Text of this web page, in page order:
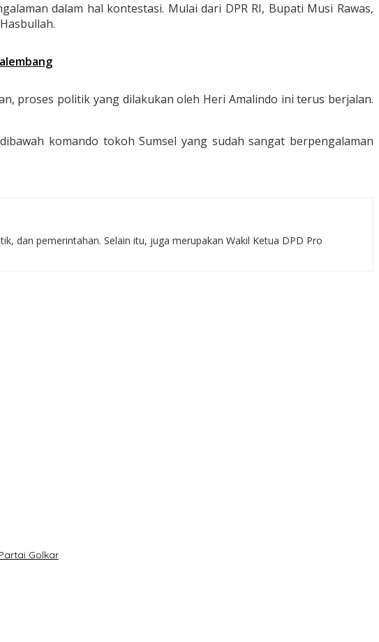
dalam hal kontestasi. Mulai dari DPR RI, Bupati Musi Rawas,
proses politik yang dilakukan oleh Heri Amalindo ini terus berjalan.
komando tokoh Sumsel yang sudah sangat berpengalaman
dan pemerintahan. Selain itu, juga merupakan Wakil Ketua DPD Pro
Golkar